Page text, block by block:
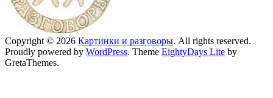
Copyright © 2026 Картинки и разговоры. All rights reserved.
Proudly powered by WordPress. Theme EightyDays Lite by
GretaThemes.